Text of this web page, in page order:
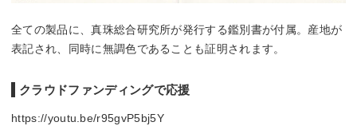
全ての製品に、真珠総合研究所が発行する鑑別書が付属。産地が
表記され、同時に無調色であることも証明されます。
クラウドファンディングで応援
https://youtu.be/r95gvP5bj5Y